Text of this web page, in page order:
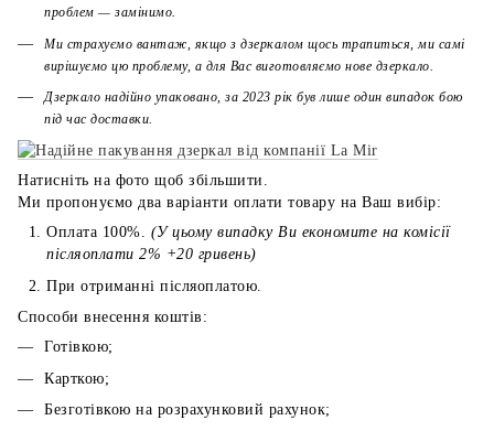
проблем — замінимо.
Ми страхуємо вантаж, якщо з дзеркалом щось трапиться, ми самі
вирішуємо цю проблему, а для Вас виготовляємо нове дзеркало.
Дзеркало надійно упаковано, за 2023 рік був лише один випадок бою
під час доставки.
Натисніть на фото щоб збільшити.
Ми пропонуємо два варіанти оплати товару на Ваш вибір:
Оплата 100%. (У цьому випадку Ви економите на комісії
післяоплати 2% +20 гривень)
При отриманні післяоплатою.
Способи внесення коштів:
Готівкою;
Карткою;
Безготівкою на розрахунковий рахунок;